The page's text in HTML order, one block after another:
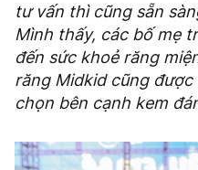
tư vấn thì cũng sẵn
Mình thấy, các bố mẹ
đến sức khoẻ răng
răng Midkid cũng
chọn bên cạnh kem